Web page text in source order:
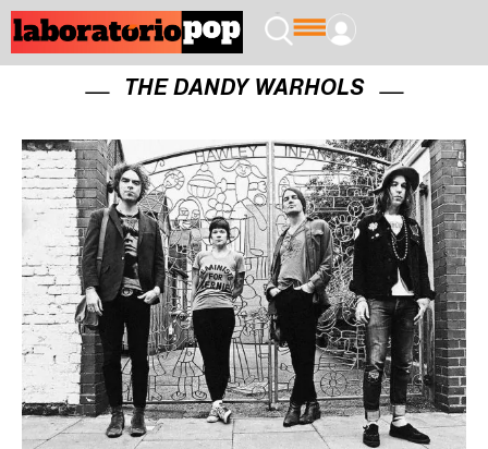
THE DANDY WARHOLS